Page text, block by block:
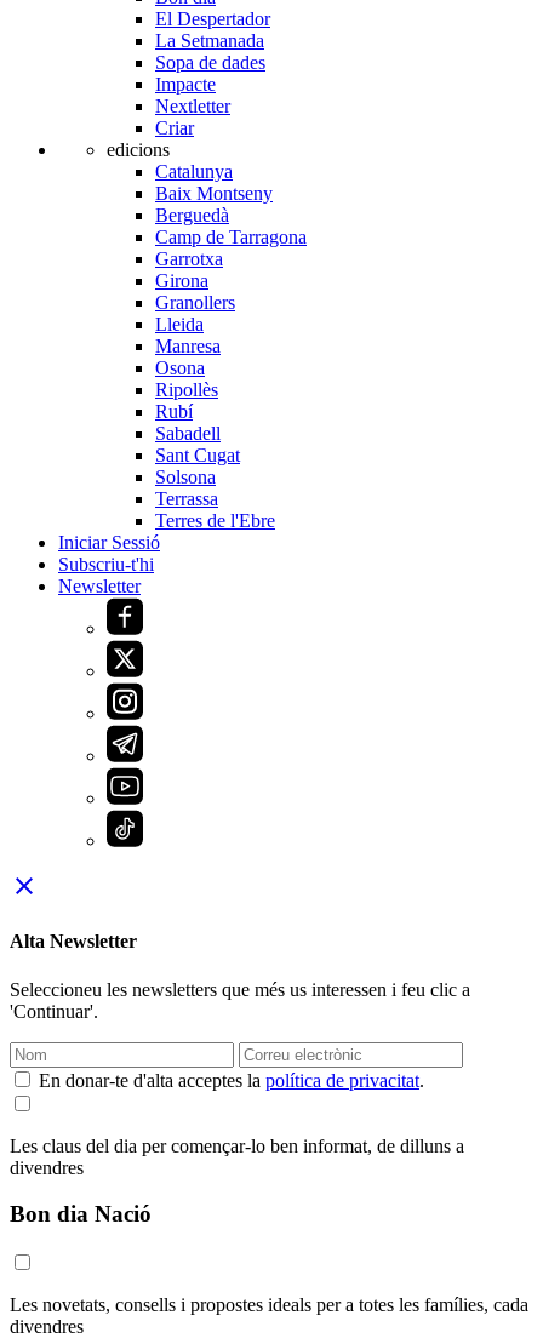
El Despertador
La Setmanada
Sopa de dades
Impacte
Nextletter
Criar
edicions
Catalunya
Baix Montseny
Berguedà
Camp de Tarragona
Garrotxa
Girona
Granollers
Lleida
Manresa
Osona
Ripollès
Rubí
Sabadell
Sant Cugat
Solsona
Terrassa
Terres de l'Ebre
Iniciar Sessió
Subscriu-t'hi
Newsletter
close
Alta Newsletter
Seleccioneu les newsletters que més us interessen i feu clic a
'Continuar'.
En donar-te d'alta acceptes la política de privacitat.
Les claus del dia per començar-lo ben informat, de dilluns a
divendres
Bon dia Nació
Les novetats, consells i propostes ideals per a totes les famílies, cada
divendres